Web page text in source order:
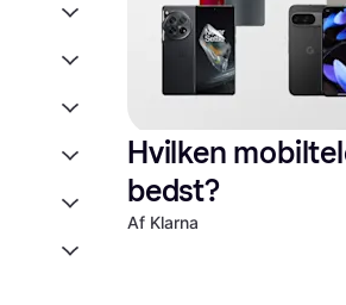
Hvilken
bedst?
Af Klarna